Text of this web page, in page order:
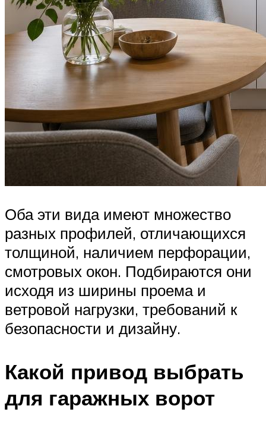
Оба эти вида имеют множество
разных профилей, отличающихся
толщиной, наличием перфорации,
смотровых окон. Подбираются они
исходя из ширины проема и
ветровой нагрузки, требований к
безопасности и дизайну.
Какой привод выбрать
для гаражных ворот